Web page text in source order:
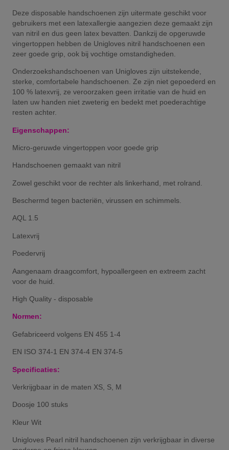
Deze disposable handschoenen zijn uitermate geschikt voor
gebruikers met een latexallergie aangezien deze gemaakt zijn
van nitril en dus geen latex bevatten. Dankzij de opgeruwde
vingertoppen hebben de Unigloves nitril handschoenen een
zeer goede grip, ook bij vochtige omstandigheden.
Onderzoekshandschoenen van Unigloves zijn uitstekende,
sterke, comfortabele handschoenen. Ze zijn niet gepoederd en
100 % latexvrij, ze veroorzaken geen irritatie van de huid en
laten uw handen niet zweterig en bedekt met poederachtige
resten achter.
Eigenschappen:
Micro-geruwde vingertoppen voor goede grip
Handschoenen gemaakt van nitril
Zowel geschikt voor de rechter als linkerhand, met rolrand.
Beschermd tegen bacteriën, virussen en schimmels.
AQL 1.5
Latexvrij
Poedervrij
Aangenaam draagcomfort, hypoallergeen en extreem zacht
voor de huid.
High Quality - disposable
Normen:
Gefabriceerd volgens EN 455 1-4
EN ISO 374-1 EN 374-4 EN 374-5
Specificaties:
Verkrijgbaar in de maten XS, S, M
Doosje 100 stuks
Kleur Wit
Unigloves Pearl nitril handschoenen zijn verkrijgbaar in diverse